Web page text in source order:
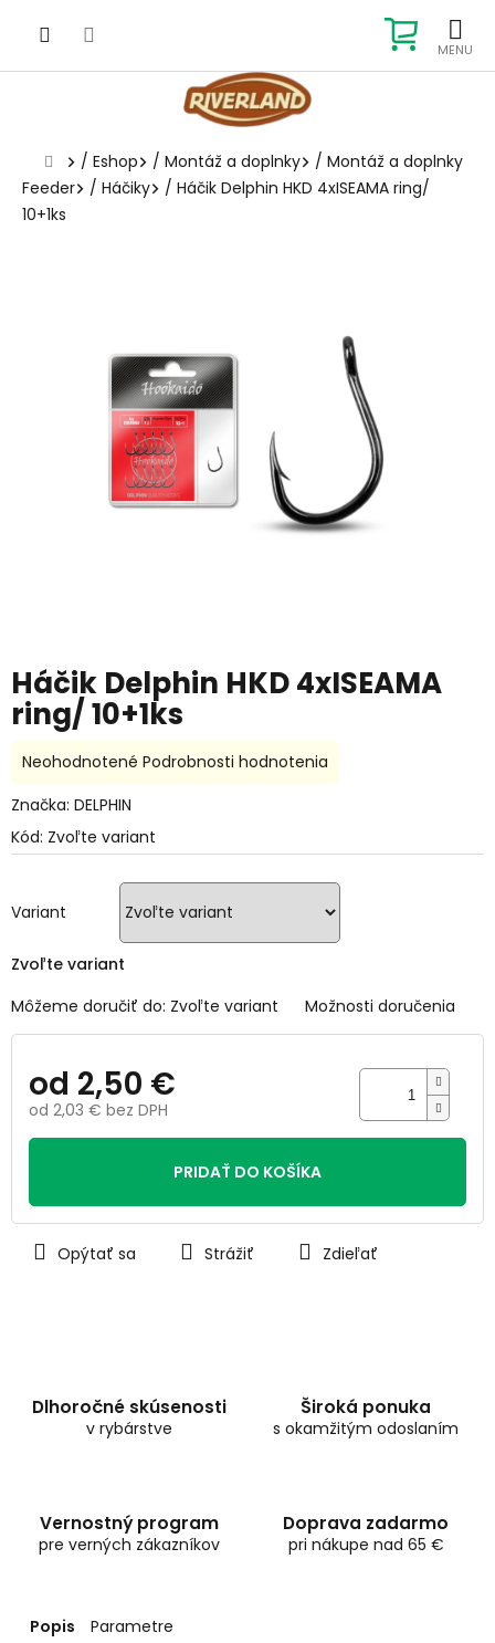
KOŠÍK
Domov
/ Eshop / Montáž a doplnky / Montáž a doplnky
Feeder
/ Háčiky / Háčik Delphin HKD 4xISEAMA ring/
10+1ks
Háčik Delphin HKD 4xISEAMA
ring/ 10+1ks
Kód: Zvoľte variant
Variant
Zvoľte variant
Môžeme doručiť do: Zvoľte variant Možnosti doručenia
od 2,50 €
od 2,03 € bez DPH
Jednotková
PRIDAŤ DO KOŠÍKA
Opýtať sa Strážiť Zdieľať
Priemerné
produktu
0,0
hviezdičiek.
Neohodnotené Podrobnosti hodnotenia
Značka: DELPHIN
Dlhoročné skúsenosti
v rybárstve
Široká ponuka
s okamžitým odoslaním
Vernostný program
pre verných zákazníkov
Doprava zadarmo
pri nákupe nad 65 €
Popis Parametre